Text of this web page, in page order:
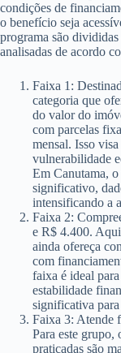
condições de
o benefício seja
programa são
analisadas de acordo
Faixa 1:
categoria que
do valor do
com parcelas
mensal. Isso
vulnerabilidade
Em Canutama,
significativo,
intensificando a
Faixa 2:
e R$ 4.400.
ainda ofereça
com
faixa é ideal
estabilidade
significativa
Faixa 3: Atende
Para este grupo,
praticadas são